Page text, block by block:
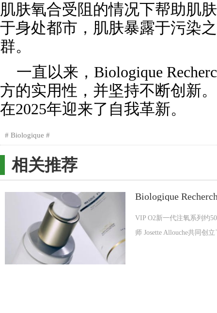
肌肤氧合受阻的情况下帮助肌
于身处都市，肌肤暴露于污染
群。
一直以来，Biologique
方的实用性，并坚持不断创新
在2025年迎来了自我革新。
Biologique
相关推荐
Biologique
VIP O2新一代注氧系列约
师 Josette Allouche共同创